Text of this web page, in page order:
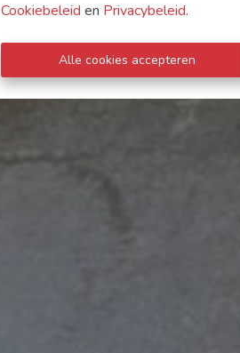
Cookiebeleid en Privacybeleid.
Alle cookies accepteren